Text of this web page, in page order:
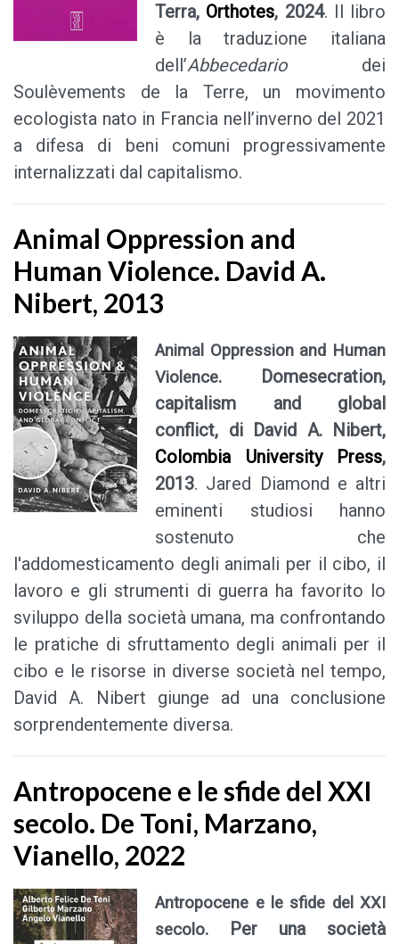
Terra, Orthotes, 2024. Il libro
è la traduzione italiana
dell’Abbecedario dei
Soulèvements de la Terre, un movimento
ecologista nato in Francia nell’inverno del 2021
a difesa di beni comuni progressivamente
internalizzati dal capitalismo.
Animal Oppression and
Human Violence. David A.
Nibert, 2013
Animal Oppression and Human
Violence. Domesecration,
capitalism and global
conflict, di David A. Nibert,
Colombia University Press,
2013. Jared Diamond e altri
eminenti studiosi hanno
sostenuto che
l'addomesticamento degli animali per il cibo, il
lavoro e gli strumenti di guerra ha favorito lo
sviluppo della società umana, ma confrontando
le pratiche di sfruttamento degli animali per il
cibo e le risorse in diverse società nel tempo,
David A. Nibert giunge ad una conclusione
sorprendentemente diversa.
Antropocene e le sfide del XXI
secolo. De Toni, Marzano,
Vianello, 2022
Antropocene e le sfide del XXI
secolo. Per una società